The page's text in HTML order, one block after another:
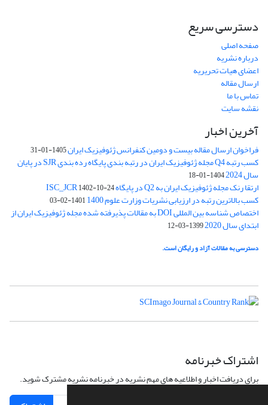
دسترسی سریع
صفحه اصلی
درباره نشریه
اعضای هیات تحریریه
ارسال مقاله
تماس با ما
نقشه سایت
آخرین اخبار
فراخوان ارسال مقاله بیست و دومین کنفرانس ژئوفیزیک ایران1405-01-31
کسب رتبه Q4 مجله ژئوفیزیک ایران در رتبه بندی پایگاه رده بندی SJR در پایان
سال 2024 1404-01-18
ارتقا رنک مجله ژئوفیزیک ایران به Q2 در پایگاه ISC_JCR 1402-10-24
کسب بالاترین رتبه در ارزیابی نشریات وزارت علوم 1400 1401-02-03
اختصاص شناسه بین المللی DOI به مقالات پذیرفته شده مجله ژئوفیزیک ایران از
ابتدای سال 2020 1399-03-12
دسترسی به مقالات آزاد و رایگان است.
اشتراک خبرنامه
برای دریافت اخبار و اطلاعیه های مهم نشریه در خبرنامه نشریه مشترک شوید.